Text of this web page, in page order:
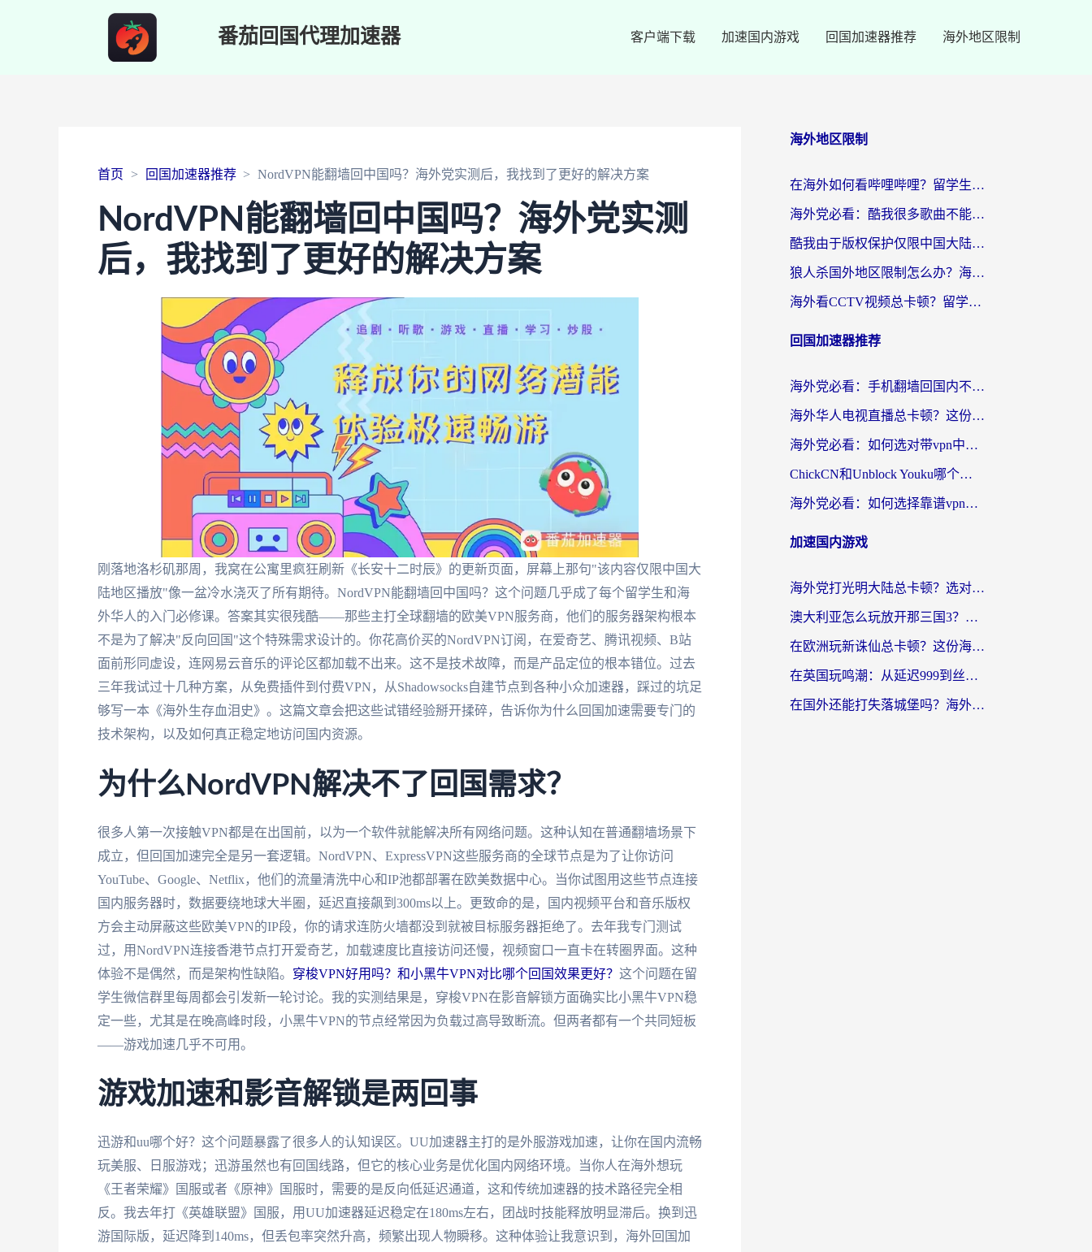
番茄回国代理加速器 客户端下载 加速国内游戏 回国加速器推荐 海外地区限制
首页 回国加速器推荐 NordVPN能翻墙回中国吗？海外党实测后，我找到了更好的解决方案
NordVPN能翻墙回中国吗？海外党实测
后，我找到了更好的解决方案
刚落地洛杉矶那周，我窝在公寓里疯狂刷新《长安十二时辰》的更新页面，屏幕上那句"该内容仅限中国大
陆地区播放"像一盆冷水浇灭了所有期待。NordVPN能翻墙回中国吗？这个问题几乎成了每个留学生和海
外华人的入门必修课。答案其实很残酷——那些主打全球翻墙的欧美VPN服务商，他们的服务器架构根本
不是为了解决"反向回国"这个特殊需求设计的。你花高价买的NordVPN订阅，在爱奇艺、腾讯视频、B站
面前形同虚设，连网易云音乐的评论区都加载不出来。这不是技术故障，而是产品定位的根本错位。过去
三年我试过十几种方案，从免费插件到付费VPN，从Shadowsocks自建节点到各种小众加速器，踩过的坑足
够写一本《海外生存血泪史》。这篇文章会把这些试错经验掰开揉碎，告诉你为什么回国加速需要专门的
技术架构，以及如何真正稳定地访问国内资源。
为什么NordVPN解决不了回国需求？
很多人第一次接触VPN都是在出国前，以为一个软件就能解决所有网络问题。这种认知在普通翻墙场景下
成立，但回国加速完全是另一套逻辑。NordVPN、ExpressVPN这些服务商的全球节点是为了让你访问
YouTube、Google、Netflix，他们的流量清洗中心和IP池都部署在欧美数据中心。当你试图用这些节点连接
国内服务器时，数据要绕地球大半圈，延迟直接飙到300ms以上。更致命的是，国内视频平台和音乐版权
方会主动屏蔽这些欧美VPN的IP段，你的请求连防火墙都没到就被目标服务器拒绝了。去年我专门测试
过，用NordVPN连接香港节点打开爱奇艺，加载速度比直接访问还慢，视频窗口一直卡在转圈界面。这种
体验不是偶然，而是架构性缺陷。 穿梭VPN好用吗？和小黑牛VPN对比哪个回国效果更好？ 这个问题在留
学生微信群里每周都会引发新一轮讨论。我的实测结果是，穿梭VPN在影音解锁方面确实比小黑牛VPN稳
定一些，尤其是在晚高峰时段，小黑牛VPN的节点经常因为负载过高导致断流。但两者都有一个共同短板
——游戏加速几乎不可用。
游戏加速和影音解锁是两回事
迅游和uu哪个好？这个问题暴露了很多人的认知误区。UU加速器主打的是外服游戏加速，让你在国内流畅
玩美服、日服游戏；迅游虽然也有回国线路，但它的核心业务是优化国内网络环境。当你人在海外想玩
《王者荣耀》国服或者《原神》国服时，需要的是反向低延迟通道，这和传统加速器的技术路径完全相
反。我去年打《英雄联盟》国服，用UU加速器延迟稳定在180ms左右，团战时技能释放明显滞后。换到迅
游国际版，延迟降到140ms，但丢包率突然升高，频繁出现人物瞬移。这种体验让我意识到，海外回国加
海外地区限制
在海外如何看哔哩哔哩？留学生亲测有效的回国加速指南
海外党必看：酷我很多歌曲不能听？一招解决优酷版权限制+B站地域问题！
酷我由于版权保护仅限中国大陆怎么办？海外党亲测有效的解锁指南
狼人杀国外地区限制怎么办？海外党亲测有效的全场景回国加速指南
海外看CCTV视频总卡顿？留学生亲测有效的回国加速器选择指南
回国加速器推荐
海外党必看：手机翻墙回国内不再难，一篇搞定无缝访问国内资源指南
海外华人电视直播总卡顿？这份回国加速器选择指南帮你无缝看国内资源
海外党必看：如何选对带vpn中国节点的加速器？无缝访问国内资源全攻略
ChickCN和Unblock Youku哪个好？海外党亲测4款热门回国加速器，附避坑指南
海外党必看：如何选择靠谱vpn加速器官网？轻松解决国内APP地区限制
加速国内游戏
海外党打光明大陆总卡顿？选对加速器才是关键！（附亲测好用的推荐）
澳大利亚怎么玩放开那三国3？海外党亲测有效的国服游戏加速指南
在欧洲玩新诛仙总卡顿？这份海外党专属加速器指南帮你解决延迟难题
在英国玩鸣潮：从延迟999到丝滑操作，我是怎么做到的？
在国外还能打失落城堡吗？海外玩家国服游戏加速终极指南（附北美玩online加速器下载技巧）